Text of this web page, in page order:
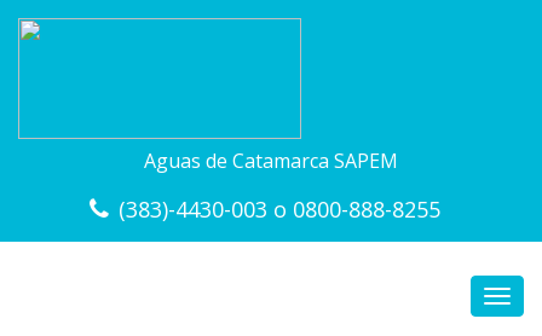
Aguas de Catamarca SAPEM
(383)-4430-003 o 0800-888-8255